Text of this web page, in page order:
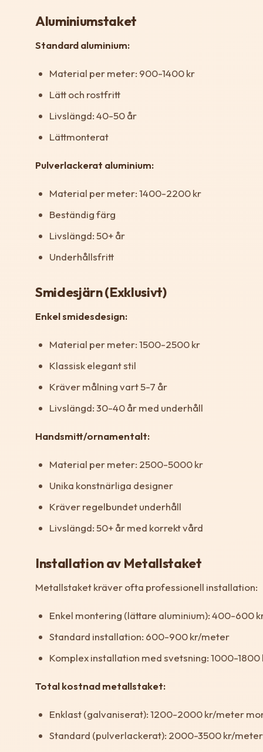
Aluminiumstaket
Standard aluminium:
Material per meter: 900-1400 kr
Lätt och rostfritt
Livslängd: 40-50 år
Lättmonterat
Pulverlackerat aluminium:
Material per meter: 1400-2200 kr
Beständig färg
Livslängd: 50+ år
Underhållsfritt
Smidesjärn (Exklusivt)
Enkel smidesdesign:
Material per meter: 1500-2500 kr
Klassisk elegant stil
Kräver målning vart 5-7 år
Livslängd: 30-40 år med underhåll
Handsmitt/ornamentalt:
Material per meter: 2500-5000 kr
Unika konstnärliga designer
Kräver regelbundet underhåll
Livslängd: 50+ år med korrekt vård
Installation av Metallstaket
Metallstaket kräver ofta professionell installation:
Enkel montering (lättare aluminium): 400-600
Standard installation: 600-900 kr/meter
Komplex installation med svetsning: 1000-
Total kostnad metallstaket:
Enklast (galvaniserat): 1200-2000 kr/meter
Standard (pulverlackerat): 2000-3500 kr/